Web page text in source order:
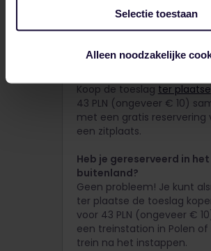
Selectie toestaan
Alleen noodzakelijke
samen met een gratis
reservering voor een
In Polen je toeslag en
Koop de toeslag ter plaatse
43 PLN (ongeveer € 10)
met een gratis reservering
een zitplaats.
Heb je gereserveerd in het
buitenland?
Geen probleem! Je kunt
ter plaatse de toeslag
voor 43 PLN (ongeveer €
een treinstation in Polen of
trein na het instappen.